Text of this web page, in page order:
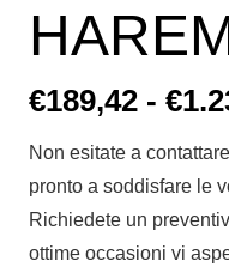
€189,42 - €
Non esitate a
pronto a soddisfare le
Richiedete un
ottime occasioni vi